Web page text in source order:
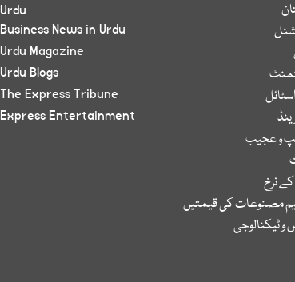
و عجیب
نرخ
مصنوعات کی قیمتیں
و ٹیکنالوجی
Urdu
Business News in Urdu
Urdu Magazine
Urdu Blogs
The Express Tribune
Express Entertainment